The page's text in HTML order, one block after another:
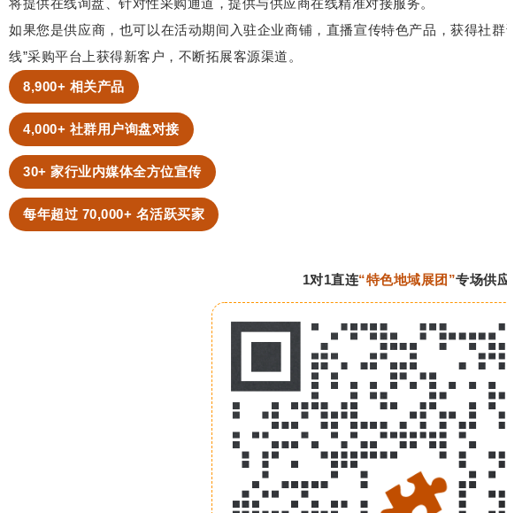
将提供在线询盘、针对性采购通道，提供与供应商在线精准对接服务。
如果您是供应商，也可以在活动期间入驻企业商铺，直播宣传特色产品，获得社
线”采购平台上获得新客户，不断拓展客源渠道。
8,900+ 相关产品
4,000+ 社群用户询盘对接
30+ 家行业内媒体全方位宣传
每年超过 70,000+ 名活跃买家
1对1直连“特色地域展团”专场供